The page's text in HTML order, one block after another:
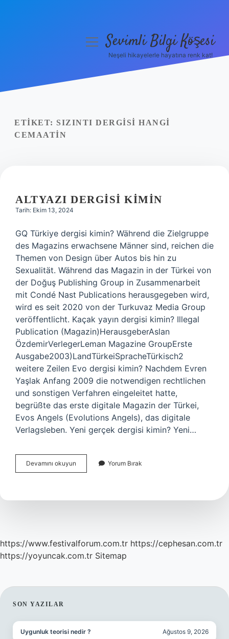
Yasal Uyarı
menüyüSevimli Bilgi Köşesi
Neşeli hikayelerle hayatına renk kat!
ETIKET: SIZINTI DERGISI HANGI
CEMAATIN
ALTYAZI DERGISI KIMIN
Tarih: Ekim 13, 2024
GQ Türkiye dergisi kimin? Während die Zielgruppe
des Magazins erwachsene Männer sind, reichen die
Themen von Design über Autos bis hin zu
Sexualität. Während das Magazin in der Türkei von
der Doğuş Publishing Group in Zusammenarbeit
mit Condé Nast Publications herausgegeben wird,
wird es seit 2020 von der Turkuvaz Media Group
veröffentlicht. Kaçak yayın dergisi kimin? Illegal
Publication (Magazin)HerausgeberAslan
ÖzdemirVerlegerLeman Magazine GroupErste
Ausgabe2003)LandTürkeiSpracheTürkisch2
weitere Zeilen Evo dergisi kimin? Nachdem Evren
Yaşlak Anfang 2009 die notwendigen rechtlichen
und sonstigen Verfahren eingeleitet hatte,
begrüßte das erste digitale Magazin der Türkei,
Evos Angels (Evolutions Angels), das digitale
Verlagsleben. Yeni gerçek dergisi kimin? Yeni…
Devamını okuyun
Dergisi
Yorum Bırak
https://www.festivalforum.com.tr https://cephesan.com.tr
https://yoyuncak.com.tr Sitemap
SIDEBAR
SON YAZILAR
Uygunluk teorisi nedir ? Ağustos 9, 2026